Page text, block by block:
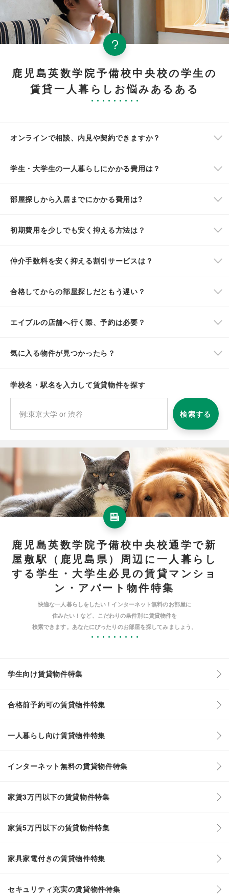
鹿児島英数学院予備校中央校の学生の
賃貸一人暮らしお悩みあるある
オンラインで相談、内見や契約できますか？
学生・大学生の一人暮らしにかかる費用は？
部屋探しから入居までにかかる費用は?
初期費用を少しでも安く抑える方法は？
仲介手数料を安く抑える割引サービスは？
合格してからの部屋探しだともう遅い？
エイブルの店舗へ行く際、予約は必要？
気に入る物件が見つかったら？
学校名・駅名を入力して賃貸物件を探す
検索する
鹿児島英数学院予備校中央校通学で新
屋敷駅（鹿児島県）周辺に一人暮らし
する学生・大学生必見の賃貸マンショ
ン・アパート物件特集
快適な一人暮らしをしたい！インターネット無料のお部屋に
住みたい！など、こだわりの条件別に賃貸物件を
検索できます。あなたにぴったりのお部屋を探してみましょう。
学生向け賃貸物件特集
合格前予約可の賃貸物件特集
一人暮らし向け賃貸物件特集
インターネット無料の賃貸物件特集
家賃3万円以下の賃貸物件特集
家賃5万円以下の賃貸物件特集
家具家電付きの賃貸物件特集
セキュリティ充実の賃貸物件特集